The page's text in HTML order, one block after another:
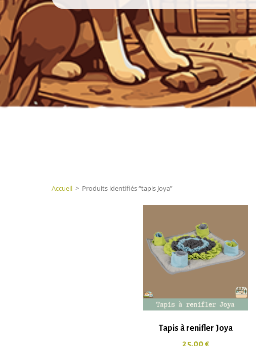
Accueil > Produits identifiés “tapis Joya”
Tapis à renifler Joya
25,00€